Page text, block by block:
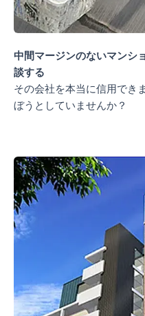
中間マージンのないマンシ
談する​
その会社を本当に信用でき
ぼうとしていませんか？